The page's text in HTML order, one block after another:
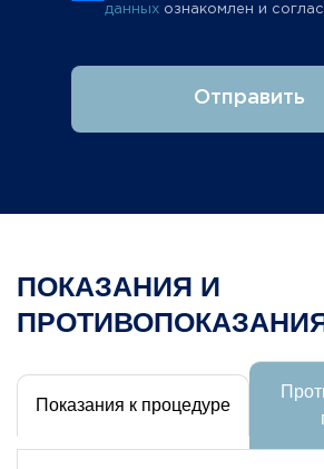
данных ознакомлен и
Отправить
ПОКАЗАНИЯ И
Показания к процедуре